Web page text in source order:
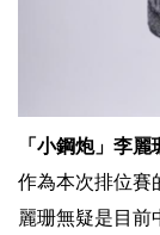
「小鋼炮」李
作為本次排位賽
麗珊無疑是目前